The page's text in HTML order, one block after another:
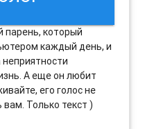
парень, который
каждый день, и
А еще он любит
его голос не
Только текст )